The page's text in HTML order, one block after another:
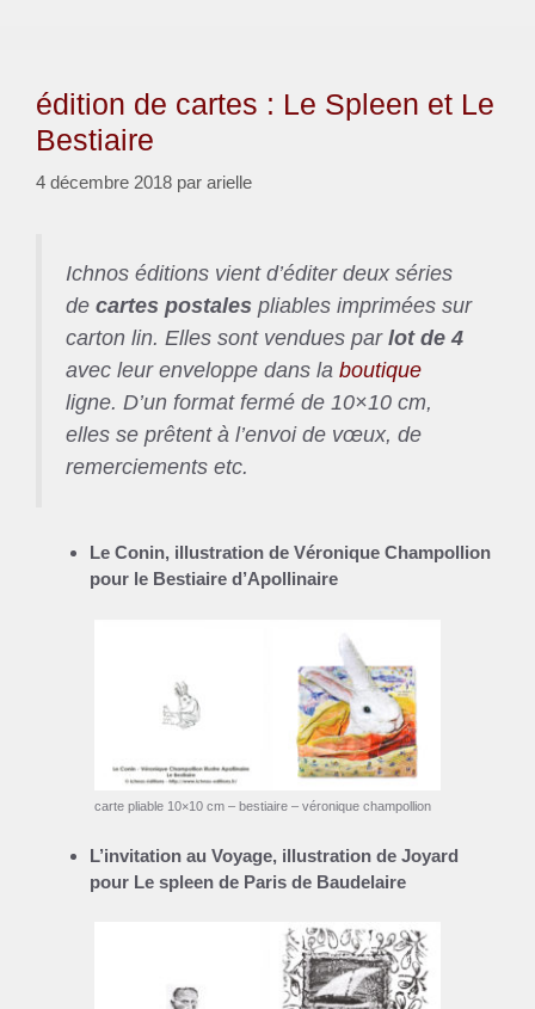
édition de cartes : Le Spleen et Le
Bestiaire
4 décembre 2018 par arielle
Ichnos éditions vient d’éditer deux séries
de cartes postales pliables imprimées sur
carton lin. Elles sont vendues par lot de 4
avec leur enveloppe dans la boutique
ligne. D’un format fermé de 10×10 cm,
elles se prêtent à l’envoi de vœux, de
remerciements etc.
Le Conin, illustration de Véronique Champollion
pour le Bestiaire d’Apollinaire
carte pliable 10×10 cm – bestiaire – véronique champollion
L’invitation au Voyage, illustration de Joyard
pour Le spleen de Paris de Baudelaire